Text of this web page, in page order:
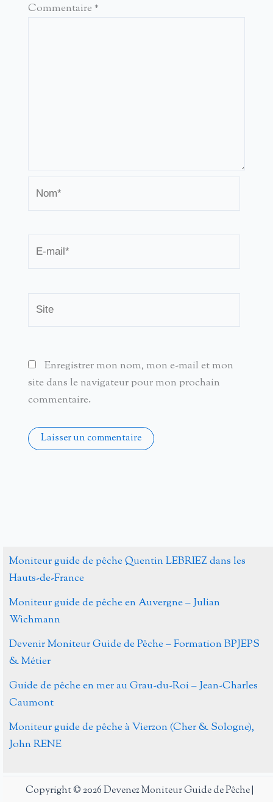
Commentaire *
mail*
Enregistrer mon nom, mon e-mail et mon
site dans le navigateur pour mon prochain
commentaire.
Moniteur guide de pêche Quentin LEBRIEZ dans les
Hauts-de-France
Moniteur guide de pêche en Auvergne – Julian
Wichmann
Devenir Moniteur Guide de Pêche – Formation BPJEPS
& Métier
Guide de pêche en mer au Grau-du-Roi – Jean-Charles
Caumont
Moniteur guide de pêche à Vierzon (Cher & Sologne),
John RENE
Copyright © 2026 Devenez Moniteur Guide de Pêche |